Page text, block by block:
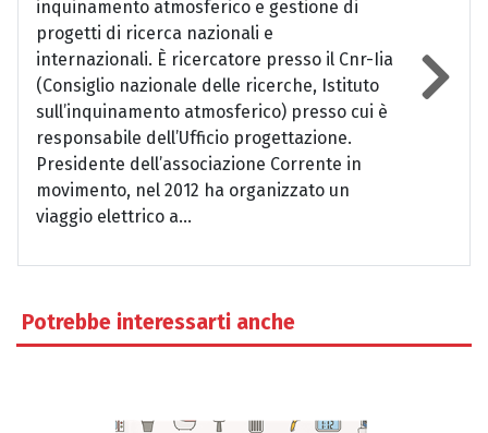
inquinamento atmosferico e gestione di
progetti di ricerca nazionali e
internazionali. È ricercatore presso il Cnr-Iia
(Consiglio nazionale delle ricerche, Istituto
sull’inquinamento atmosferico) presso cui è
responsabile dell’Ufficio progettazione.
Presidente dell’associazione Corrente in
movimento, nel 2012 ha organizzato un
viaggio elettrico a...
Potrebbe interessarti anche